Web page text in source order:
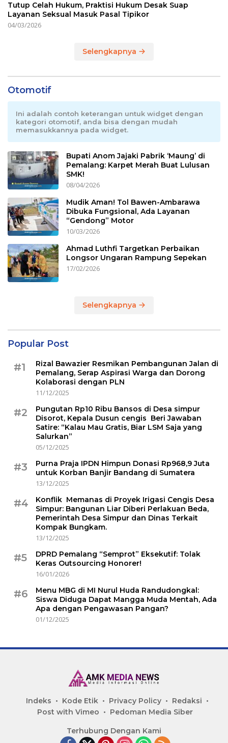
Tutup Celah Hukum, Praktisi Hukum Desak Suap
Layanan Seksual Masuk Pasal Tipikor
04/03/2026
Selengkapnya
Otomotif
Ini adalah contoh keterangan untuk widget dengan
kategori otomotif, anda bisa dengan mudah
memasukkannya pada widget.
Bupati Anom Jajaki Pabrik ‘Maung’ di
Pemalang: Karpet Merah Buat Lulusan
SMK!
08/04/2026
Mudik Aman! Tol Bawen-Ambarawa
Dibuka Fungsional, Ada Layanan
“Gendong” Motor
10/03/2026
Ahmad Luthfi Targetkan Perbaikan
Longsor Ungaran Rampung Sepekan
17/02/2026
Selengkapnya
Popular Post
#1
Rizal Bawazier Resmikan Pembangunan Jalan di
Pemalang, Serap Aspirasi Warga dan Dorong
Kolaborasi dengan PLN
11/12/2025
#2
Pungutan Rp10 Ribu Bansos di Desa simpur
Disorot, Kepala Dusun cengis Beri Jawaban
Satire: “Kalau Mau Gratis, Biar LSM Saja yang
Salurkan”
05/12/2025
#3
Purna Praja IPDN Himpun Donasi Rp968,9 Juta
untuk Korban Banjir Bandang di Sumatera
13/12/2025
#4
Konflik Memanas di Proyek Irigasi Cengis Desa
Simpur: Bangunan Liar Diberi Perlakuan Beda,
Pemerintah Desa Simpur dan Dinas Terkait
Kompak Bungkam.
13/12/2025
#5
DPRD Pemalang “Semprot” Eksekutif: Tolak
Keras Outsourcing Honorer!
16/01/2026
#6
Menu MBG di MI Nurul Huda Randudongkal:
Siswa Diduga Dapat Mangga Muda Mentah, Ada
Apa dengan Pengawasan Pangan?
01/12/2025
Indeks Kode Etik Privacy Policy
Redaksi
Post with Vimeo
Pedoman Media Siber
Terhubung Dengan Kami